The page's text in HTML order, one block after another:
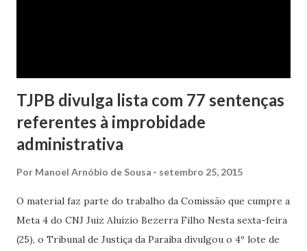
TJPB divulga lista com 77 sentenças
referentes à improbidade
administrativa
Por Manoel Arnóbio de Sousa setembro 25, 2015
O material faz parte do trabalho da Comissão que cumpre a
Meta 4 do CNJ Juiz Aluízio Bezerra Filho Nesta sexta-feira
(25), o Tribunal de Justiça da Paraíba divulgou o 4º lote de